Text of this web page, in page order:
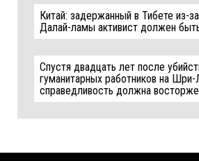
Китай: задержанный в Тибете из-
Далай-ламы активист должен
Спустя двадцать лет после
гуманитарных работников на Шри-
справедливость должна